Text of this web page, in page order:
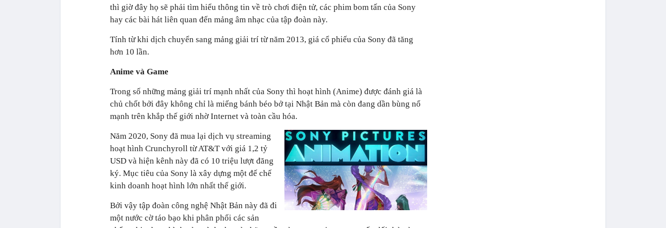
thì giờ đây họ sẽ phải tìm hiểu thông tin về trò chơi điện tử, các phim bom tấn của Sony
hay các bài hát liên quan đến mảng âm nhạc của tập đoàn này.
Tính từ khi dịch chuyển sang mảng giải trí từ năm 2013, giá cổ phiếu của Sony đã tăng
hơn 10 lần.
Anime và Game
Trong số những mảng giải trí mạnh nhất của Sony thì hoạt hình (Anime) được đánh giá là
chủ chốt bởi đây không chỉ là miếng bánh béo bở tại Nhật Bản mà còn đang dần bùng nổ
mạnh trên khắp thế giới nhờ Internet và toàn cầu hóa.
Năm 2020, Sony đã mua lại dịch vụ streaming
hoạt hình Crunchyroll từ AT&T với giá 1,2 tỷ
USD và hiện kênh này đã có 10 triệu lượt đăng
ký. Mục tiêu của Sony là xây dựng một đế chế
kinh doanh hoạt hình lớn nhất thế giới.
Bởi vậy tập đoàn công nghệ Nhật Bản này đã đi
một nước cờ táo bạo khi phân phối các sản